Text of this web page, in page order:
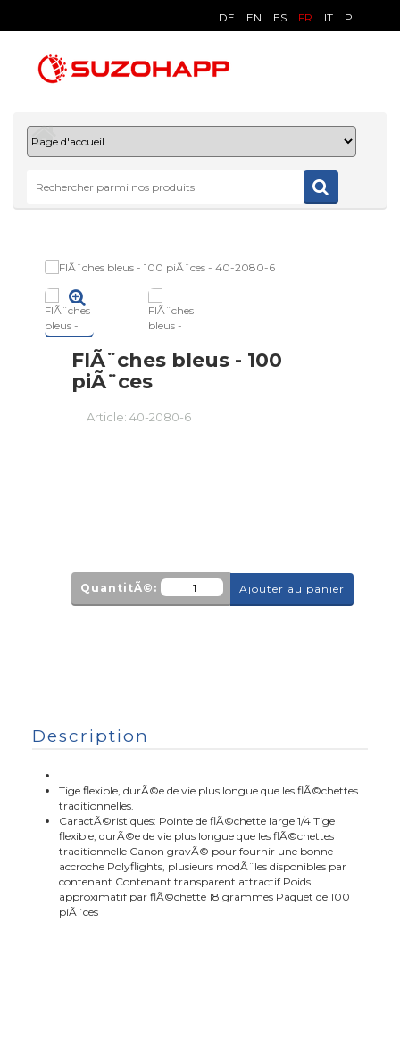
DE EN ES FR IT PL
FlÃ¨ches bleus - 100
piÃ¨ces
Article: 40-2080-6
QuantitÃ©: Ajouter au panier
Description
Tige flexible, durÃ©e de vie plus longue que les flÃ©chettes
traditionnelles.
CaractÃ©ristiques: Pointe de flÃ©chette large 1/4 Tige
flexible, durÃ©e de vie plus longue que les flÃ©chettes
traditionnelle Canon gravÃ© pour fournir une bonne
accroche Polyflights, plusieurs modÃ¨les disponibles par
contenant Contenant transparent attractif Poids
approximatif par flÃ©chette 18 grammes Paquet de 100
piÃ¨ces